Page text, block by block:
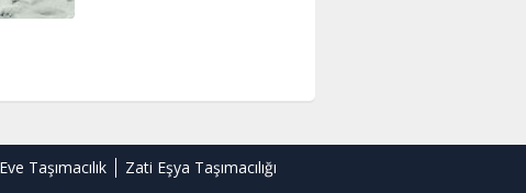
Taşımacılık Zati Eşya Taşımacılığı